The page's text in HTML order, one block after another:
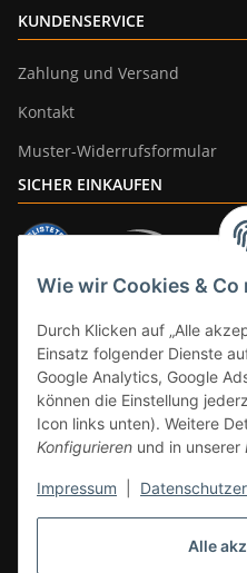
Alle
Wie wir Cookies & Co
Durch Klicken auf „Alle
Einsatz folgender Dienste
Google Analytics, Google
können die Einstellung
Icon links unten). Weitere
Konfigurieren und in unserer
Impressum
KUNDENSERVICE
Zahlung und Versand
Kontakt
Muster-Widerrufsformular
SICHER EINKAUFEN
* Alle Preise inkl. gesetzlicher